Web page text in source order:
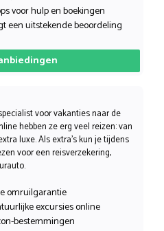
voor hulp en boekingen
een uitstekende beoordeling
voor vakanties naar de
hebben ze erg veel reizen: van
luxe. Als extra’s kun je tijdens
voor een reisverzekering,
omruilgarantie
excursies online
bestemmingen